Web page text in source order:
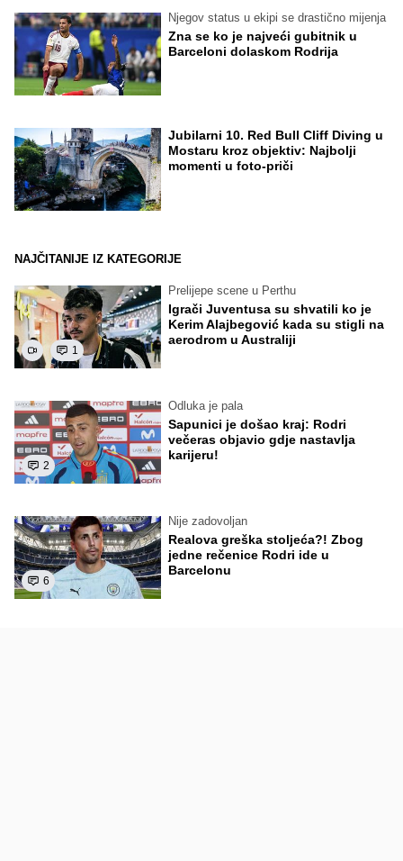
Njegov status u ekipi se drastično mijenja
Zna se ko je najveći gubitnik u
Barceloni dolaskom Rodrija
Jubilarni 10. Red Bull Cliff Diving u
Mostaru kroz objektiv: Najbolji
momenti u foto-priči
NAJČITANIJE IZ KATEGORIJE
1
Prelijepe scene u Perthu
Igrači Juventusa su shvatili ko je
Kerim Alajbegović kada su stigli na
aerodrom u Australiji
2
Odluka je pala
Sapunici je došao kraj: Rodri
večeras objavio gdje nastavlja
karijeru!
6
Nije zadovoljan
Realova greška stoljeća?! Zbog
jedne rečenice Rodri ide u
Barcelonu